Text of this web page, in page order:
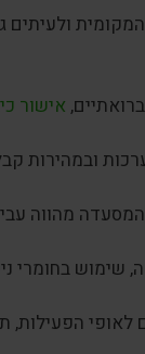
אישור
ובמהירות
מהווה
שימוש בחומרי
הפעילות,